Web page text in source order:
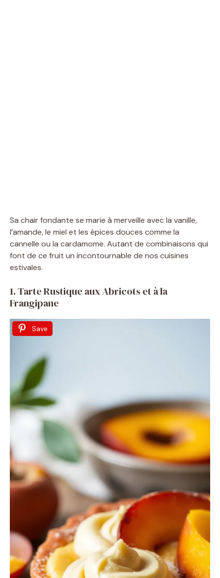
Sa chair fondante se marie à merveille avec la vanille,
l’amande, le miel et les épices douces comme la
cannelle ou la cardamome. Autant de combinaisons qui
font de ce fruit un incontournable de nos cuisines
estivales.
1. Tarte Rustique aux Abricots et à la
Frangipane
Save